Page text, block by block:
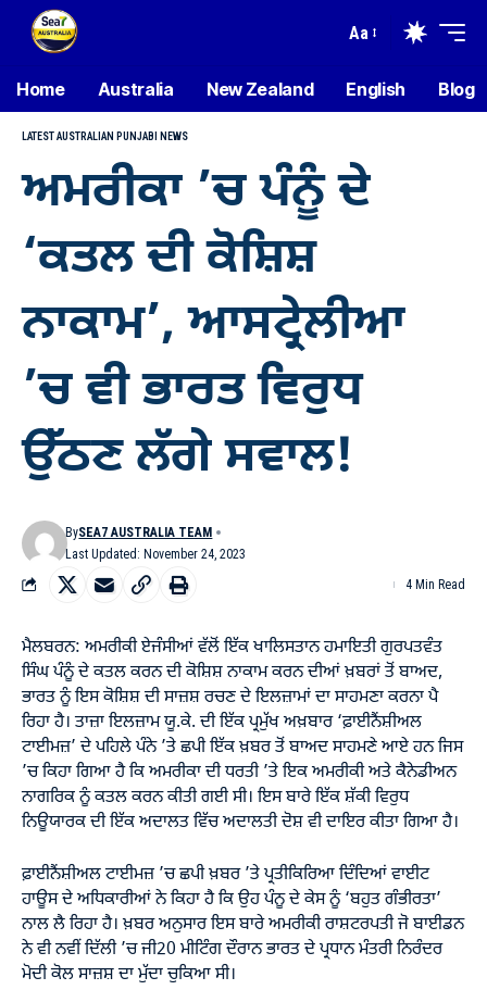
Aa
Home Australia New Zealand English Blog
LATEST AUSTRALIAN PUNJABI NEWS
ਅਮਰੀਕਾ ’ਚ ਪੰਨੂੰ ਦੇ
‘ਕਤਲ ਦੀ ਕੋਸ਼ਿਸ਼
ਨਾਕਾਮ’, ਆਸਟ੍ਰੇਲੀਆ
’ਚ ਵੀ ਭਾਰਤ ਵਿਰੁਧ
ਉੱਠਣ ਲੱਗੇ ਸਵਾਲ!
Last Updated: November 24, 2023
BySEA7 AUSTRALIA TEAM
4 Min Read
ਮੈਲਬਰਨ: ਅਮਰੀਕੀ ਏਜੰਸੀਆਂ ਵੱਲੋਂ ਇੱਕ ਖਾਲਿਸਤਾਨ ਹਮਾਇਤੀ ਗੁਰਪਤਵੰਤ
ਸਿੰਘ ਪੰਨੂੰ ਦੇ ਕਤਲ ਕਰਨ ਦੀ ਕੋਸ਼ਿਸ਼ ਨਾਕਾਮ ਕਰਨ ਦੀਆਂ ਖ਼ਬਰਾਂ ਤੋਂ ਬਾਅਦ,
ਭਾਰਤ ਨੂੰ ਇਸ ਕੋਸ਼ਿਸ਼ ਦੀ ਸਾਜ਼ਸ਼ ਰਚਣ ਦੇ ਇਲਜ਼ਾਮਾਂ ਦਾ ਸਾਹਮਣਾ ਕਰਨਾ ਪੈ
ਰਿਹਾ ਹੈ। ਤਾਜ਼ਾ ਇਲਜ਼ਾਮ ਯੂ.ਕੇ. ਦੀ ਇੱਕ ਪ੍ਰਮੁੱਖ ਅਖ਼ਬਾਰ ‘ਫ਼ਾਈਨੈਂਸ਼ੀਅਲ
ਟਾਈਮਜ਼’ ਦੇ ਪਹਿਲੇ ਪੰਨੇ ’ਤੇ ਛਪੀ ਇੱਕ ਖ਼ਬਰ ਤੋਂ ਬਾਅਦ ਸਾਹਮਣੇ ਆਏ ਹਨ ਜਿਸ
’ਚ ਕਿਹਾ ਗਿਆ ਹੈ ਕਿ ਅਮਰੀਕਾ ਦੀ ਧਰਤੀ ’ਤੇ ਇਕ ਅਮਰੀਕੀ ਅਤੇ ਕੈਨੇਡੀਅਨ
ਨਾਗਰਿਕ ਨੂੰ ਕਤਲ ਕਰਨ ਕੀਤੀ ਗਈ ਸੀ। ਇਸ ਬਾਰੇ ਇੱਕ ਸ਼ੱਕੀ ਵਿਰੁਧ
ਨਿਊਯਾਰਕ ਦੀ ਇੱਕ ਅਦਾਲਤ ਵਿੱਚ ਅਦਾਲਤੀ ਦੋਸ਼ ਵੀ ਦਾਇਰ ਕੀਤਾ ਗਿਆ ਹੈ।
ਫ਼ਾਈਨੈਂਸ਼ੀਅਲ ਟਾਈਮਜ਼ ’ਚ ਛਪੀ ਖ਼ਬਰ ’ਤੇ ਪ੍ਰਤੀਕਿਰਿਆ ਦਿੰਦਿਆਂ ਵਾਈਟ
ਹਾਊਸ ਦੇ ਅਧਿਕਾਰੀਆਂ ਨੇ ਕਿਹਾ ਹੈ ਕਿ ਉਹ ਪੰਨੂ ਦੇ ਕੇਸ ਨੂੰ ‘ਬਹੁਤ ਗੰਭੀਰਤਾ’
ਨਾਲ ਲੈ ਰਿਹਾ ਹੈ। ਖ਼ਬਰ ਅਨੁਸਾਰ ਇਸ ਬਾਰੇ ਅਮਰੀਕੀ ਰਾਸ਼ਟਰਪਤੀ ਜੋ ਬਾਈਡਨ
ਨੇ ਵੀ ਨਵੀਂ ਦਿੱਲੀ ’ਚ ਜੀ20 ਮੀਟਿੰਗ ਦੌਰਾਨ ਭਾਰਤ ਦੇ ਪ੍ਰਧਾਨ ਮੰਤਰੀ ਨਿਰੰਦਰ
ਮੋਦੀ ਕੋਲ ਸਾਜ਼ਸ਼ ਦਾ ਮੁੱਦਾ ਚੁਕਿਆ ਸੀ।